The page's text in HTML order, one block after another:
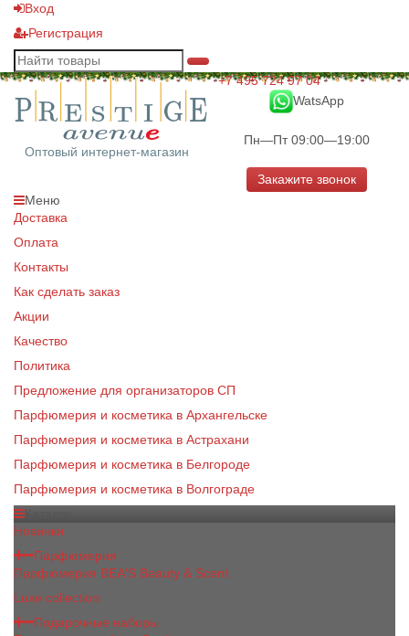
Вход
Регистрация
Оптовый интернет-магазин
+7 495 724 97 04
WatsApp
Пн—Пт 09:00—19:00
Закажите звонок
Меню
Доставка
Оплата
Контакты
Как сделать заказ
Акции
Качество
Политика
Предложение для организаторов СП
Парфюмерия и косметика в Архангельске
Парфюмерия и косметика в Астрахани
Парфюмерия и косметика в Белгороде
Парфюмерия и косметика в Волгограде
Новинки
Парфюмерия
Парфюмерия BEA'S Beauty & Scent
Luxe collection
Подарочные наборы